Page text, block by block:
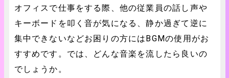
オフィスで仕事をする際、他の従業員の話し声や
キーボードを叩く音が気になる、静か過ぎて逆に
集中できないなどお困りの方にはBGMの使用がお
すすめです。では、どんな音楽を流したら良いの
でしょうか。